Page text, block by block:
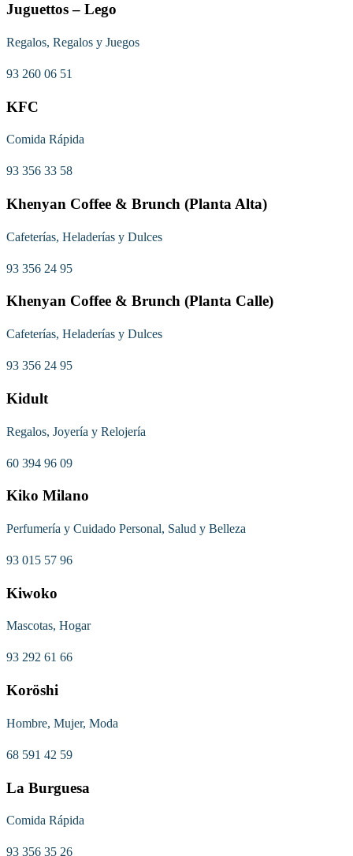
Juguettos – Lego
Regalos, Regalos y Juegos
93 260 06 51
KFC
Comida Rápida
93 356 33 58
Khenyan Coffee & Brunch (Planta Alta)
Cafeterías, Heladerías y Dulces
93 356 24 95
Khenyan Coffee & Brunch (Planta Calle)
Cafeterías, Heladerías y Dulces
93 356 24 95
Kidult
Regalos, Joyería y Relojería
60 394 96 09
Kiko Milano
Perfumería y Cuidado Personal, Salud y Belleza
93 015 57 96
Kiwoko
Mascotas, Hogar
93 292 61 66
Koröshi
Hombre, Mujer, Moda
68 591 42 59
La Burguesa
Comida Rápida
93 356 35 26